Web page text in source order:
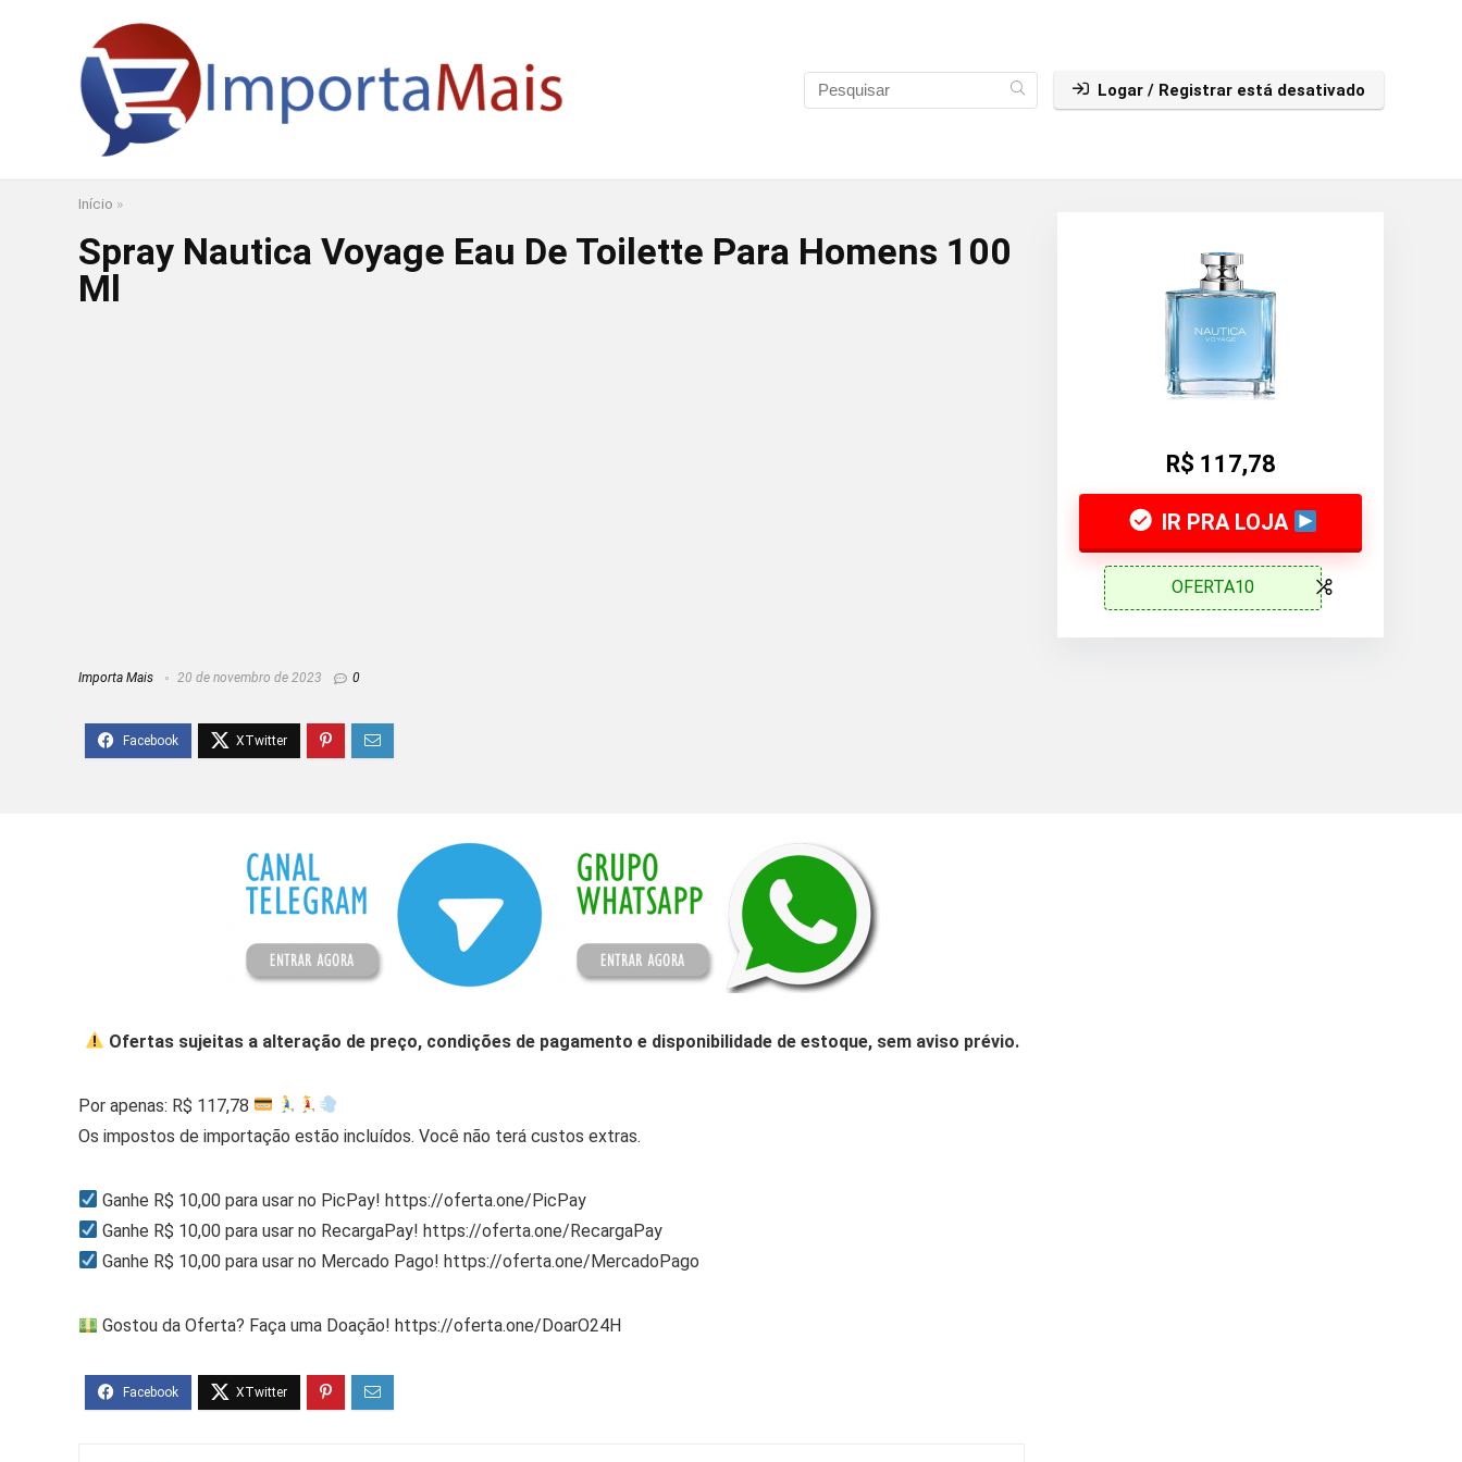
Logar / Registrar está desativado
Início »
Spray Nautica Voyage Eau De Toilette Para Homens 100
Ml
R$ 117,78
IR PRA LOJA
OFERTA10
Importa Mais 20 de novembro de 2023 0
Ofertas sujeitas a alteração de preço, condições de pagamento e disponibilidade de estoque, sem aviso prévio.
Por apenas: R$ 117,78
Os impostos de importação estão incluídos. Você não terá custos extras.
Ganhe R$ 10,00 para usar no PicPay! https://oferta.one/PicPay
Ganhe R$ 10,00 para usar no RecargaPay! https://oferta.one/RecargaPay
Ganhe R$ 10,00 para usar no Mercado Pago! https://oferta.one/MercadoPago
Gostou da Oferta? Faça uma Doação! https://oferta.one/DoarO24H